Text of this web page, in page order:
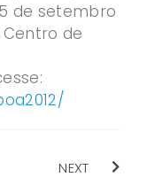
de setembro
Centro de
NEXT